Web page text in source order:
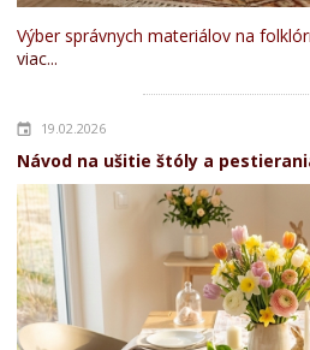
Výber správnych materiálov na
viac...
19.02.2026
Návod na ušitie štóly a